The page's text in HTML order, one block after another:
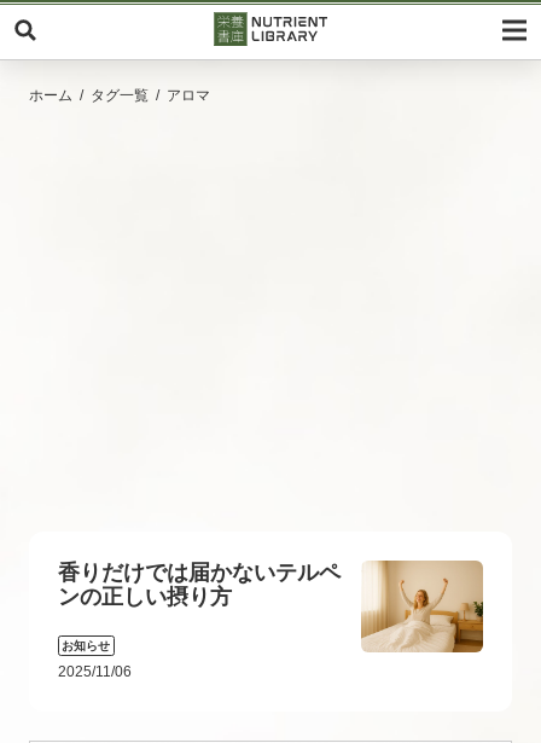
ホーム タグ一覧 アロマ
香りだけでは届かないテルペ
ンの正しい摂り方
お知らせ
2025/11/06